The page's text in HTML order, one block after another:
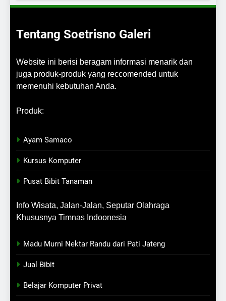
Tentang Soetrisno Galeri
Website ini berisi beragam informasi menarik dan
juga produk-produk yang reccomended untuk
memenuhi kebutuhan Anda.
Produk:
Ayam Samaco
Kursus Komputer
Pusat Bibit Tanaman
Info Wisata, Jalan-Jalan, Seputar Olahraga
Khususnya Timnas Indoonesia
Madu Murni Nektar Randu dari Pati Jateng
Jual Bibit
Belajar Komputer Privat